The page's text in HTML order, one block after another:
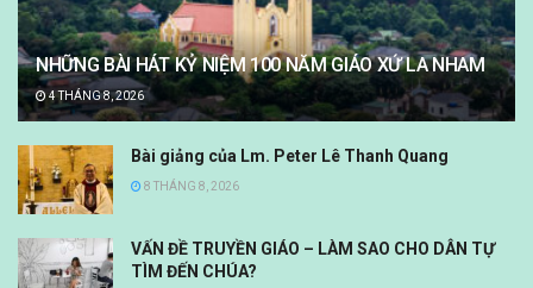
NHỮNG BÀI HÁT KỶ NIỆM 100 NĂM GIÁO XỨ LA NHAM
4 THÁNG 8, 2026
Bài giảng của Lm. Peter Lê Thanh Quang
8 THÁNG 8, 2026
VẤN ĐỀ TRUYỀN GIÁO – LÀM SAO CHO DÂN TỰ
TÌM ĐẾN CHÚA?